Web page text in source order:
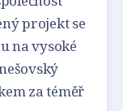
projekt se
na vysoké
za téměř